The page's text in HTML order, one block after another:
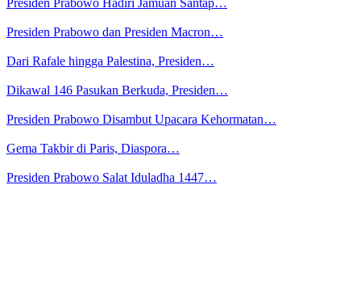
Presiden Prabowo Hadiri Jamuan Santap…
Presiden Prabowo dan Presiden Macron…
Dari Rafale hingga Palestina, Presiden…
Dikawal 146 Pasukan Berkuda, Presiden…
Presiden Prabowo Disambut Upacara Kehormatan…
Gema Takbir di Paris, Diaspora…
Presiden Prabowo Salat Iduladha 1447…